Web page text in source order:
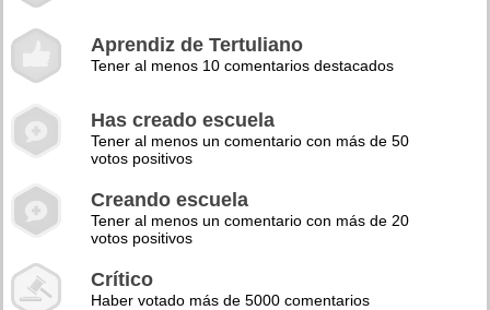
Aprendiz de Tertuliano
Tener al menos 10 comentarios destacados
Has creado escuela
Tener al menos un comentario con más de 50
votos positivos
Creando escuela
Tener al menos un comentario con más de 20
votos positivos
Crítico
Haber votado más de 5000 comentarios